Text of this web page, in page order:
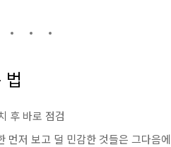
후 바로 점검
먼저 보고 덜 민감한 것들은 그다음에